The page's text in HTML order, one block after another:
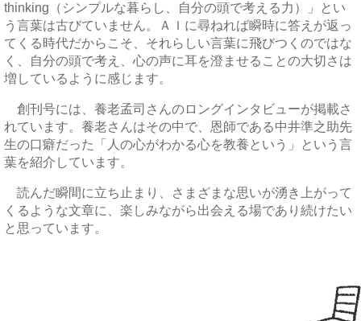
thinking（シンプルな暮らし、自分の頭で考える力）」とい
う言葉は古びていません。ＡＩに尋ねれば瞬時に答えが返っ
てくる時代だからこそ、それらしい言葉に飛びつくのではな
く、自分の頭で考え、心の声に耳を澄ませることの大切さは
増しているように感じます。
創刊号には、養老孟司さんのロングインタビューが掲載さ
れています。養老さんはその中で、恩師である中井準之助先
生の口癖だった「人の心がわかる心を教養という」という言
葉を紹介しています。
読んだ瞬間に立ち止まり、さまざまな思いが湧き上がって
くるような文章に、楽しみながら出会える場であり続けたい
と思っています。